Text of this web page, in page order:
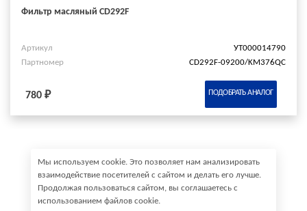
Фильтр масляный CD292F
Артикул
УТ000014790
Партномер
CD292F-09200/KM376QC
780 ₽ ПОДОБРАТЬ АНАЛОГ
Мы используем cookie. Это позволяет нам анализировать
взаимодействие посетителей с сайтом и делать его лучше.
Продолжая пользоваться сайтом, вы соглашаетесь с
использованием файлов cookie.